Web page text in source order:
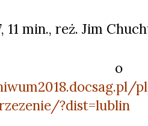
11 min., reż. Jim
?dist=lublin